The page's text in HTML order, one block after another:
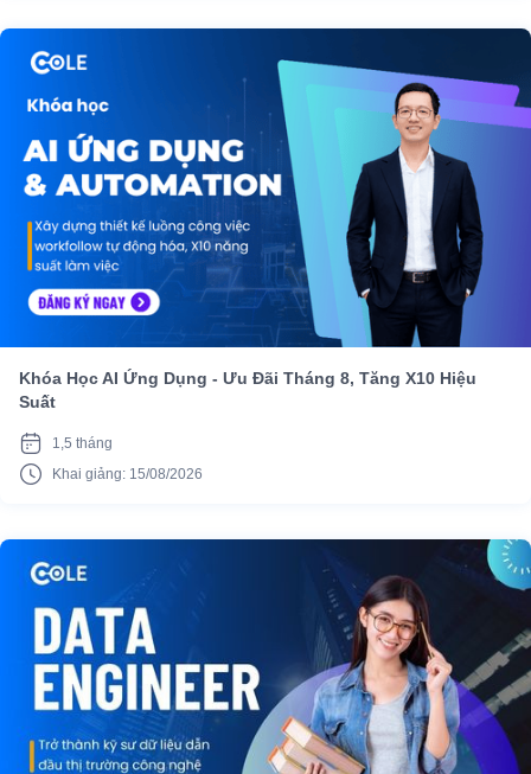
Khóa Học AI Ứng Dụng - Ưu Đãi Tháng 8, Tăng X10 Hiệu
Suất
1,5 tháng
Khai giảng: 15/08/2026